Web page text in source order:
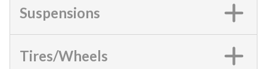
Suspensions
Tires/Wheels